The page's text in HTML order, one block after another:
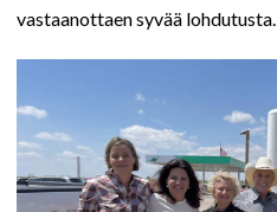
vastaanottaen syvää lohdutusta.